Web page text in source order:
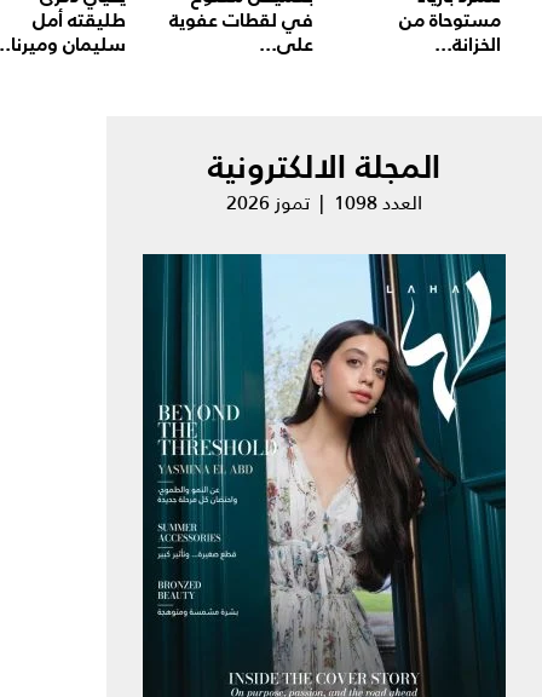
مستوحاة من
الخزانة...
في لقطات عفوية
على...
طليقته أمل
سليمان
المجلة الالكترونية
العدد 1098 | تموز 2026